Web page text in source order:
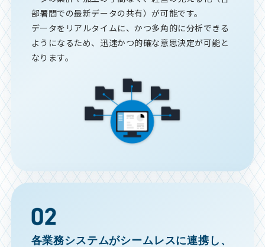
部署間での最新データの共有）が可能です。
データをリアルタイムに、かつ多角的に分析できる
ようになるため、迅速かつ的確な意思決定が可能と
なります。
各業務システムがシームレスに連携し、